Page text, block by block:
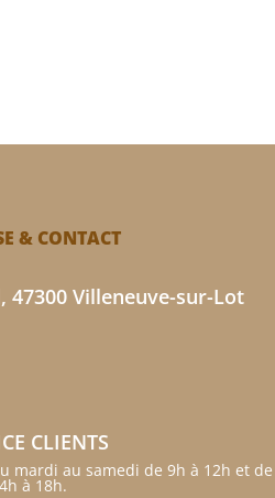
& CONTACT
47300 Villeneuve-sur-Lot
CLIENTS
mardi au samedi de 9h à 12h et de
à 18h.